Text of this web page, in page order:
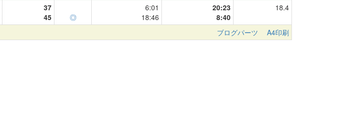
37
45
◎
6:01
18:46
20:23
8:40
18.4
ブログパーツ A4印刷